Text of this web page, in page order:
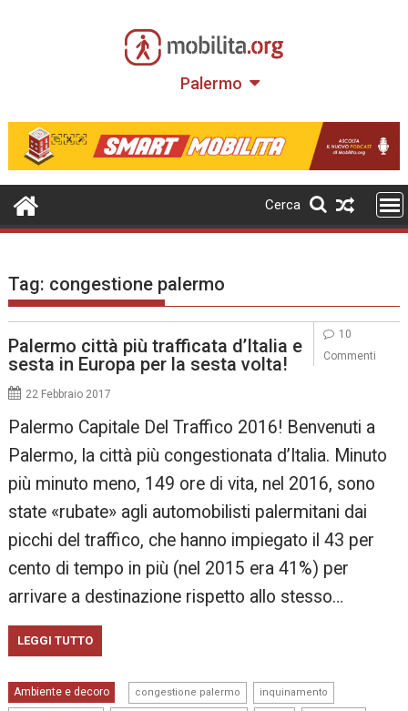
Palermo
Cerca
Tag: congestione palermo
Palermo città più trafficata d’Italia e
sesta in Europa per la sesta volta!
22 Febbraio 2017
Palermo Capitale Del Traffico 2016! Benvenuti a
Palermo, la città più congestionata d’Italia. Minuto
più minuto meno, 149 ore di vita, nel 2016, sono
state «rubate» agli automobilisti palermitani dai
picchi del traffico, che hanno impiegato il 43 per
cento di tempo in più (nel 2015 era 41%) per
arrivare a destinazione rispetto allo stesso…
LEGGI TUTTO
Ambiente e decoro congestione palermo inquinamento
10
Commenti